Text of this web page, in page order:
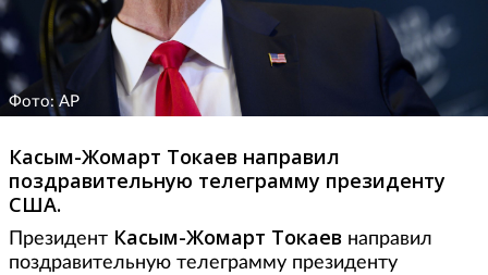
Фото: AP
Касым-Жомарт Токаев направил
поздравительную телеграмму президенту
США.
Президент Касым-Жомарт Токаев направил
поздравительную телеграмму президенту